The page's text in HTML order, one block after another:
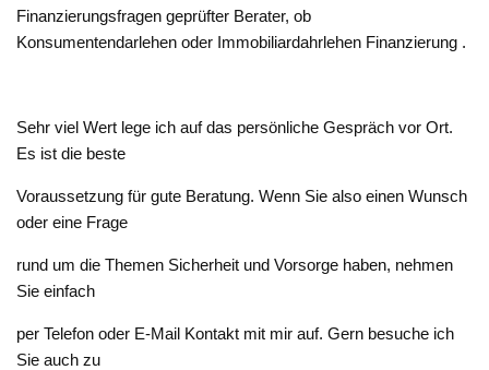
Finanzierungsfragen geprüfter Berater, ob
Konsumentendarlehen oder Immobiliardahrlehen Finanzierung .
Sehr viel Wert lege ich auf das persönliche Gespräch vor Ort.
Es ist die beste
Voraussetzung für gute Beratung. Wenn Sie also einen Wunsch
oder eine Frage
rund um die Themen Sicherheit und Vorsorge haben, nehmen
Sie einfach
per Telefon oder E-Mail Kontakt mit mir auf. Gern besuche ich
Sie auch zu